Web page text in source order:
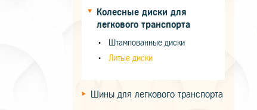
Колесные диски для
легкового транспорта
Штампованные диски
Литые диски
Шины для легкового транспорта